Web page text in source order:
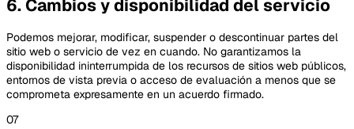
6. Cambios y disponibilidad del servicio
Podemos mejorar, modificar, suspender o descontinuar partes del
sitio web o servicio de vez en cuando. No garantizamos la
disponibilidad ininterrumpida de los recursos de sitios web públicos,
entornos de vista previa o acceso de evaluación a menos que se
comprometa expresamente en un acuerdo firmado.
07